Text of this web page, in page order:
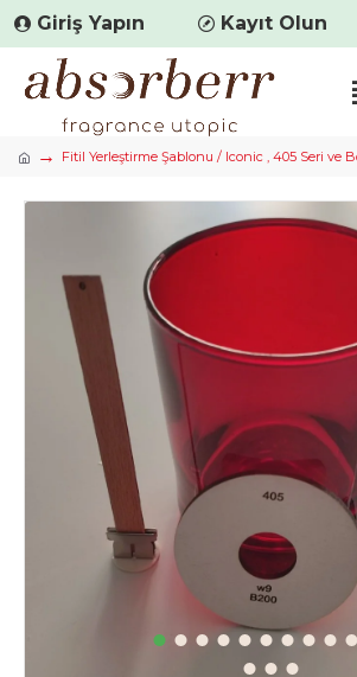
Giriş Yapın Kayıt Olun
Fitil Yerleştirme Şablonu / Iconic , 405 Seri ve